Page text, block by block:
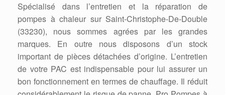
Spécialisé dans l’entretien et la réparation de
pompes à chaleur sur Saint-Christophe-De-Double
(33230), nous sommes agrées par les grandes
marques. En outre nous disposons d’un stock
important de pièces détachées d’origine. L’entretien
de votre PAC est indispensable pour lui assurer un
bon fonctionnement en termes de chauffage. Il réduit